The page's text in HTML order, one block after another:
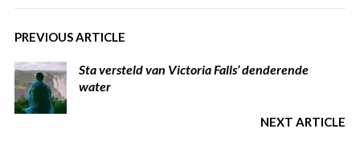
PREVIOUS ARTICLE
Sta versteld van Victoria Falls’ denderende
water
NEXT ARTICLE